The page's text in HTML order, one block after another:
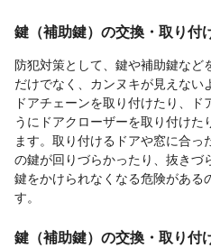
鍵（補助鍵）の交換・取り付
防犯対策として、鍵や補助鍵など
だけでなく、カンヌキが見えない
ドアチェーンを取り付けたり、
うにドアクローザーを取り付けた
ます。取り付けるドアや窓に合
の鍵が回りづらかったり、抜きづ
鍵をかけられなくなる危険がある
す。
鍵（補助鍵）の交換・取り付